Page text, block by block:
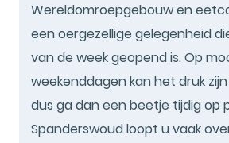
Wereldomroepgebouw en
een oergezellige gelegenheid
van de week geopend is. Op
weekenddagen kan het druk
dus ga dan een beetje tijdig op
Spanderswoud loopt u vaak